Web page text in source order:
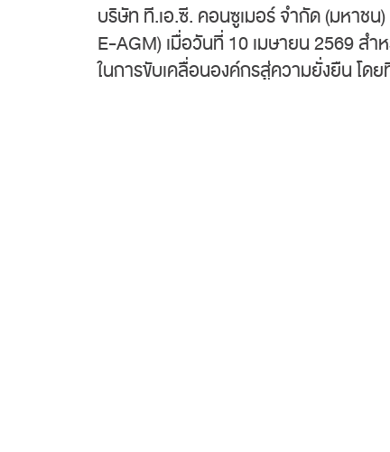
บริษัท ที.เอ.ซี. คอนซูเมอร์ จำกัด (มหาช
E-AGM) เมื่อวันที่ 10 เมษายน 2569 ส
ในการขับเคลื่อนองค์กรสู่ความยั่งยืน โด